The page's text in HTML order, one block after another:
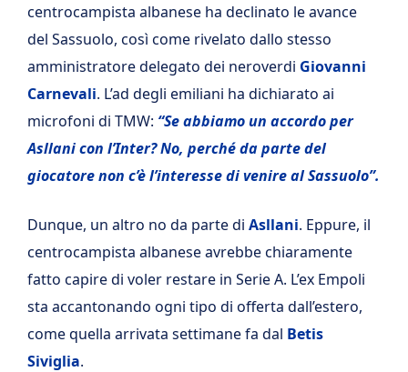
centrocampista albanese ha declinato le avance
del Sassuolo, così come rivelato dallo stesso
amministratore delegato dei neroverdi Giovanni
Carnevali. L’ad degli emiliani ha dichiarato ai
microfoni di TMW: “Se abbiamo un accordo per
Asllani con l’Inter? No, perché da parte del
giocatore non c’è l’interesse di venire al Sassuolo”.
Dunque, un altro no da parte di Asllani. Eppure, il
centrocampista albanese avrebbe chiaramente
fatto capire di voler restare in Serie A. L’ex Empoli
sta accantonando ogni tipo di offerta dall’estero,
come quella arrivata settimane fa dal Betis
Siviglia.